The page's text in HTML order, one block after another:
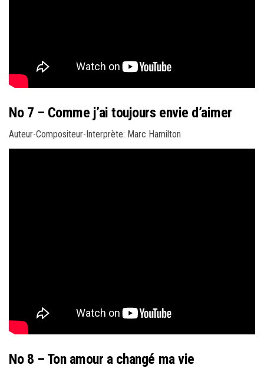
No 7 – Comme j’ai toujours envie d’aimer
Auteur-Compositeur-Interprète: Marc Hamilton
No 8 – Ton amour a changé ma vie